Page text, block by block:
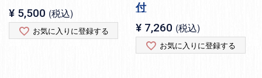
¥ 5,500 税込
お気に入りに登録する
付
¥ 7,260 税込
お気に入りに登録する